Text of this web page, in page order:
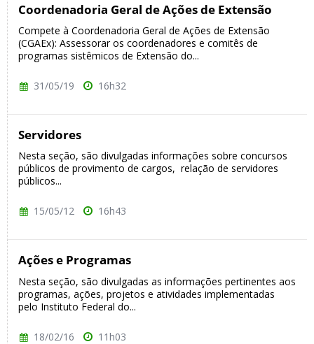
Coordenadoria Geral de Ações de Extensão
Compete à Coordenadoria Geral de Ações de Extensão
(CGAEx): Assessorar os coordenadores e comitês de
programas sistêmicos de Extensão do...
31/05/19 16h32
Servidores
Nesta seção, são divulgadas informações sobre concursos
públicos de provimento de cargos, relação de servidores
públicos...
15/05/12 16h43
Ações e Programas
Nesta seção, são divulgadas as informações pertinentes aos
programas, ações, projetos e atividades implementadas
pelo Instituto Federal do...
18/02/16 11h03